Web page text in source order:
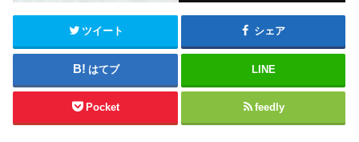
ツイート シェア
はてブ LINE
Pocket feedly